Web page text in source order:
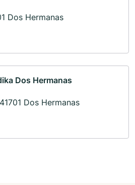
Dos Hermanas
Dos Hermanas
Dos Hermanas